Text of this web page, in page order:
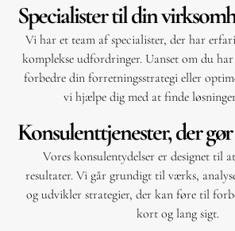
Specialister til din
Vi har et team af specialister, der har
komplekse udfordringer. Uanset om du
forbedre din forretningsstrategi eller
vi hjælpe dig med at finde
Konsulenttjenester, der
Vores konsulentydelser er designet til
resultater. Vi går grundigt til værks,
og udvikler strategier, der kan føre til
kort og lang sigt.